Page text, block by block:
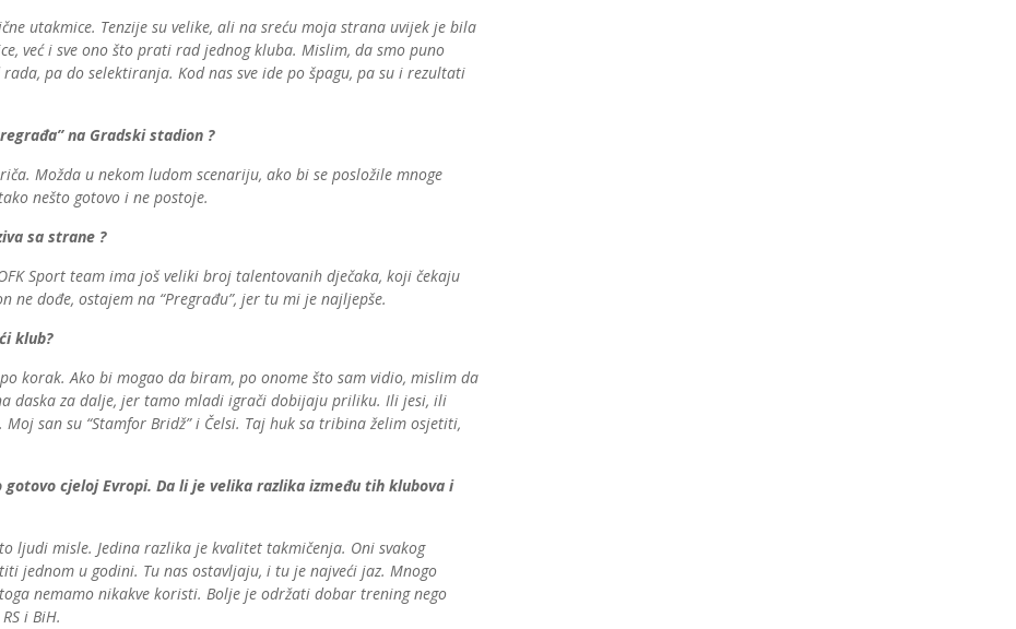
utakmice. Tenzije su velike, ali na sreću moja strana uvijek je bila
već i sve ono što prati rad jednog kluba. Mislim, da smo puno
pa do selektiranja. Kod nas sve ide po špagu, pa su i rezultati
na Gradski stadion ?
Možda u nekom ludom scenariju, ako bi se posložile mnoge
nešto gotovo i ne postoje.
sa strane ?
Sport team ima još veliki broj talentovanih dječaka, koji čekaju
ne dođe, ostajem na “Pregrađu”, jer tu mi je najljepše.
klub?
korak. Ako bi mogao da biram, po onome što sam vidio, mislim da
daska za dalje, jer tamo mladi igrači dobijaju priliku. Ili jesi, ili
san su “Stamfor Bridž” i Čelsi. Taj huk sa tribina želim osjetiti,
cjeloj Evropi. Da li je velika razlika između tih klubova i
ljudi misle. Jedina razlika je kvalitet takmičenja. Oni svakog
jednom u godini. Tu nas ostavljaju, i tu je najveći jaz. Mnogo
nemamo nikakve koristi. Bolje je održati dobar trening nego
i BiH.